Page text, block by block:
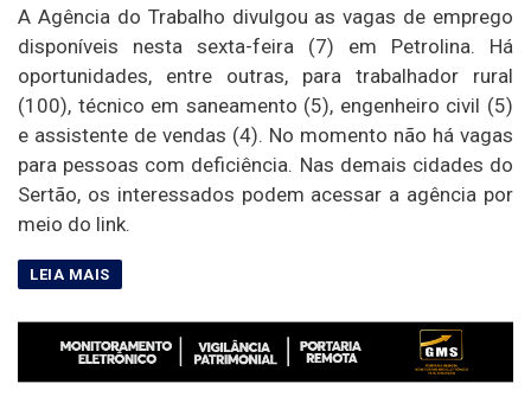
A Agência do Trabalho divulgou as vagas de emprego
disponíveis nesta sexta-feira (7) em Petrolina. Há
oportunidades, entre outras, para trabalhador rural
(100), técnico em saneamento (5), engenheiro civil (5)
e assistente de vendas (4). No momento não há vagas
para pessoas com deficiência. Nas demais cidades do
Sertão, os interessados podem acessar a agência por
meio do link.